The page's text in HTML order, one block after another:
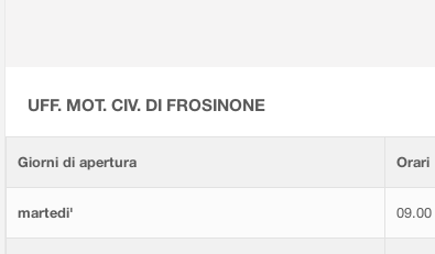
UFF. MOT. CIV. DI FROSINONE
Giorni di apertura Orari
martedi'